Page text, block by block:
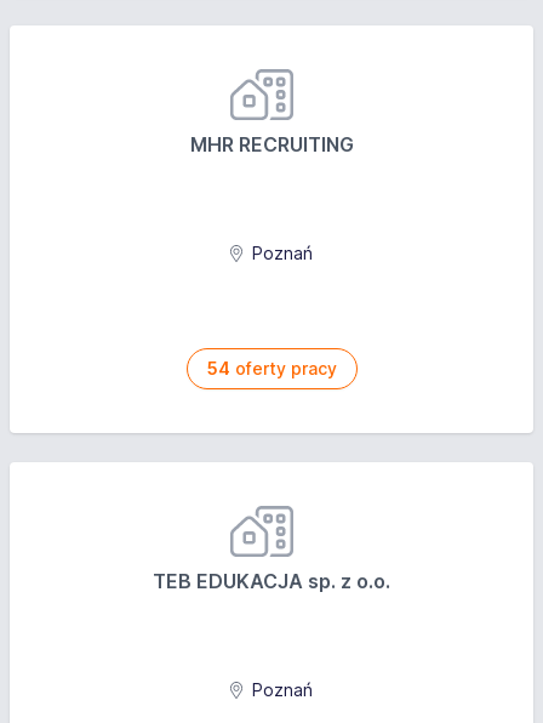
MHR RECRUITING
Poznań
54 oferty pracy
TEB EDUKACJA sp. z o.o.
Poznań